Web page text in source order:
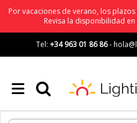
Por vacaciones de verano, los
Revisa la disponibilidad
Tel: +34 963 01 86 86-